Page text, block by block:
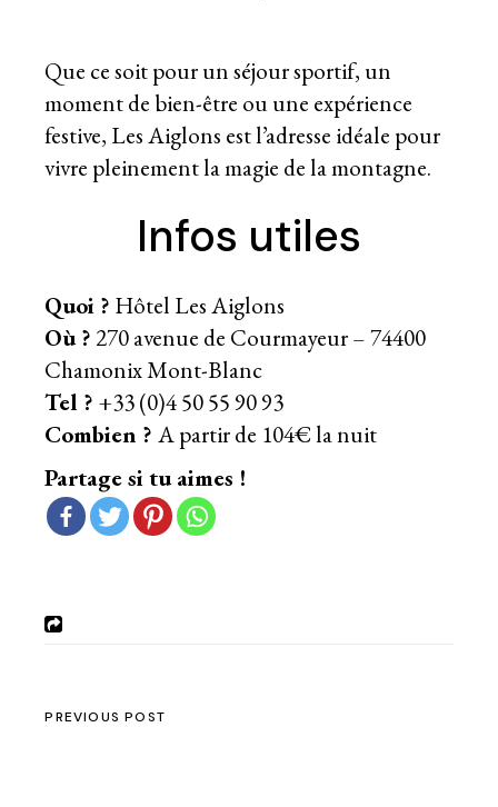
Que ce soit pour un séjour sportif, un
moment de bien-être ou une expérience
festive, Les Aiglons est l’adresse idéale pour
vivre pleinement la magie de la montagne.
Infos utiles
Quoi ? Hôtel Les Aiglons
Où ? 270 avenue de Courmayeur – 74400
Chamonix Mont-Blanc
Tel ? +33 (0)4 50 55 90 93
Combien ?A partir de 104€ la nuit
Partage si tu aimes !
PREVIOUS POST